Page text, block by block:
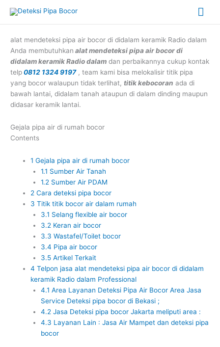
content
alat mendeteksi pipa air bocor di didalam keramik Radio dalam
Anda membutuhkan alat mendeteksi pipa air bocor di
didalam keramik Radio dalam dan perbaikannya cukup kontak
telp0812 1324 9197, team kami bisa melokalisir titik pipa
yang bocor walaupun tidak terlihat,titik kebocoran ada di
bawah lantai, didalam tanah ataupun di dalam dinding maupun
didasar keramik lantai.
Gejala pipa air di rumah bocor
Contents
1 Gejala pipa air di rumah bocor
1.1 Sumber Air Tanah
1.2Sumber Air PDAM
2 Cara deteksi pipa bocor
3 Titik titik bocor air dalam rumah
3.1 Selang flexible air bocor
3.2Keran air bocor
3.3 Wastafel/Toilet bocor
3.4 Pipa air bocor
3.5Artikel Terkait
4 Telpon jasa alat mendeteksi pipa air bocor di didalam
keramik Radio dalam Professional
4.1 Area Layanan Deteksi Pipa Air Bocor Area Jasa
Service Deteksi pipa bocor di Bekasi ;
4.2Jasa Deteksi pipa bocor Jakarta meliputi area :
4.3 Layanan Lain : Jasa Air Mampet dan deteksi pipa
bocor